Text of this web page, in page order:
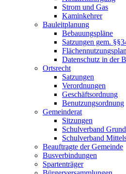
Strom und Gas
Kaminkehrer
Bauleitplanung
Bebauungspläne
Satzungen gem.
Flächennutzungsplan
Datenschutz in der
Ortsrecht
Satzungen
Verordnungen
Geschäftsordnung
Benutzungsordnung
Gemeinderat
Sitzungen
Schulverband
Schulverband
Beauftragte der Gemeinde
Busverbindungen
Spartenträger